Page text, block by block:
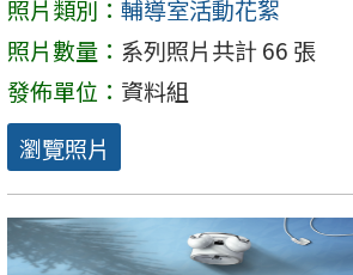
照片類別： 輔導室活動花絮
照片數量： 系列照片共計 66 張
發佈單位： 資料組
瀏覽照片